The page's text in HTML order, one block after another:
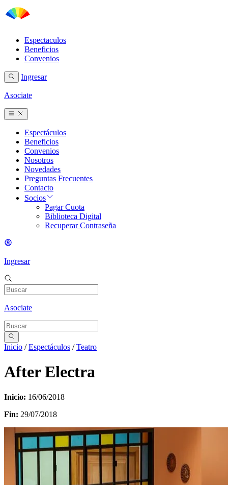
Espectaculos
Beneficios
Convenios
Ingresar
Asociate
Espectáculos
Beneficios
Convenios
Nosotros
Novedades
Preguntas Frecuentes
Contacto
Socios
Pagar Cuota
Biblioteca Digital
Recuperar Contraseña
Ingresar
Asociate
Inicio /Espectáculos /Teatro
After Electra
Inicio: 16/06/2018
Fin: 29/07/2018